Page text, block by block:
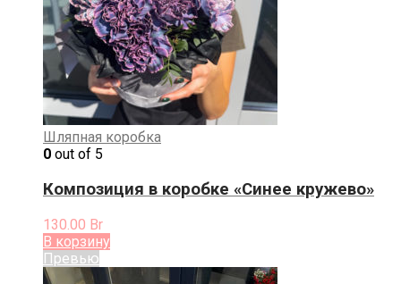
Шляпная коробка
0 out of 5
Композиция в коробке «Синее кружево»
130.00 Br
В корзину
Превью